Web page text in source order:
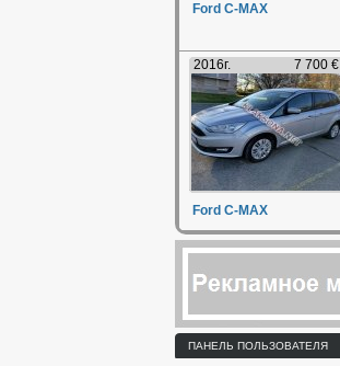
Ford C-MAX
2016г. 7 700 €
Ford C-MAX
ПАНЕЛЬ ПОЛЬЗОВАТЕЛЯ